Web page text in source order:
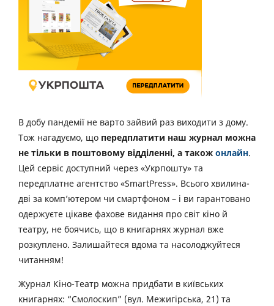
В добу пандемії не варто зайвий раз виходити з дому.
Тож нагадуємо, що передплатити наш журнал можна
не тільки в поштовому відділенні, а також онлайн.
Цей сервіс доступний через «Укрпошту» та
передплатне агентство «SmartPress». Всього хвилина-
дві за комп’ютером чи смартфоном – і ви гарантовано
одержуєте цікаве фахове видання про світ кіно й
театру, не боячись, що в книгарнях журнал вже
розкуплено. Залишайтеся вдома та насолоджуйтеся
читанням!
Журнал Кіно-Театр можна придбати в київських
книгарнях: “Смолоскип” (вул. Межигірська, 21) та